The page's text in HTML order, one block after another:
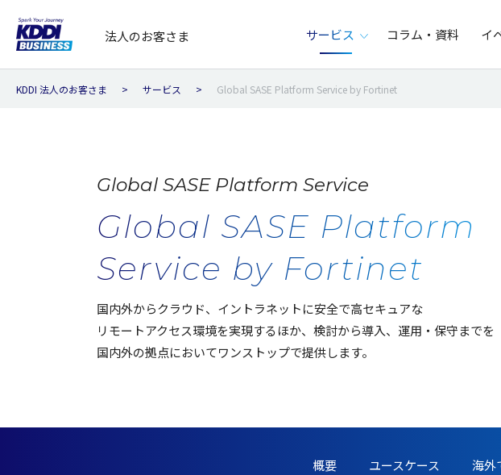
法人のお客さま サービス コラム・資料 イ
KDDI 法人のお客さま サービス Global SASE Platform Service by Fortinet
Global SASE Platform Service
Global SASE Platform
Service by Fortinet
国内外からクラウド、 イントラネットに安全で高セキュアな
リモートアクセス環境を実現するほか、 検討から導入、 運用 ・ 保守までを
国内外の拠点においてワンストップで提供します。
概要 ユースケース 海外